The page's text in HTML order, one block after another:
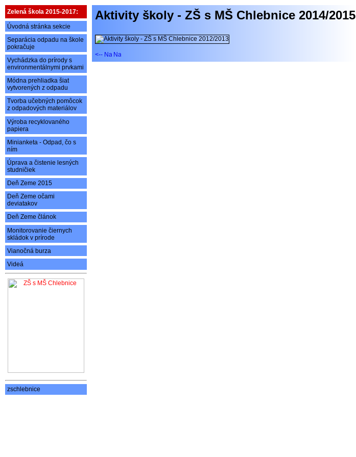
Zelená škola 2015-2017:
Úvodná stránka sekcie
Separácia odpadu na škole
pokračuje
Vychádzka do prírody s
environmentálnymi prvkami
Módna prehliadka šiat
vytvorených z odpadu
Tvorba učebných pomôcok
z odpadových materiálov
Výroba recyklovaného
papiera
Minianketa - Odpad, čo s
ním
Úprava a čistenie lesných
studničiek
Deň Zeme 2015
Deň Zeme očami
deviatakov
Deň Zeme článok
Monitorovanie čiernych
skládok v prírode
Vianočná burza
Videá
zschlebnice
Aktivity školy - ZŠ s MŠ Chlebnice 2014/2015